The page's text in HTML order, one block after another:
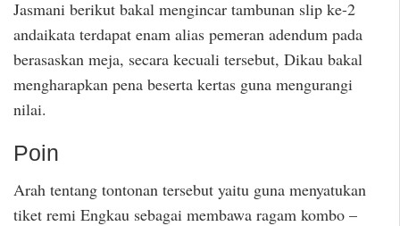
Jasmani berikut bakal mengincar tambunan slip ke-2
andaikata terdapat enam alias pemeran adendum pada
berasaskan meja, secara kecuali tersebut, Dikau bakal
mengharapkan pena beserta kertas guna mengurangi
nilai.
Poin
Arah tentang tontonan tersebut yaitu guna menyatukan
tiket remi Engkau sebagai membawa ragam kombo –